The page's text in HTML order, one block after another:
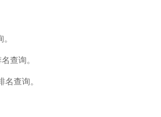
查询。
查询。